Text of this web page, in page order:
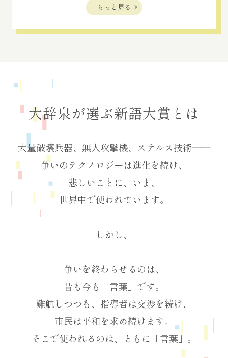
もっと見る
大辞泉が選ぶ新語大賞とは
大量破壊兵器、無人攻撃機、ステルス技術――
争いのテクノロジーは進化を続け、
悲しいことに、いま、
世界中で使われています。
しかし、
争いを終わらせるのは、
昔も今も「言葉」です。
難航しつつも、指導者は交渉を続け、
市民は平和を求め続けます。
そこで使われるのは、ともに「言葉」。